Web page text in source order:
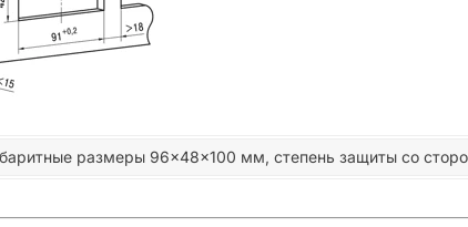
размеры 96×48×100 мм, степень защиты со